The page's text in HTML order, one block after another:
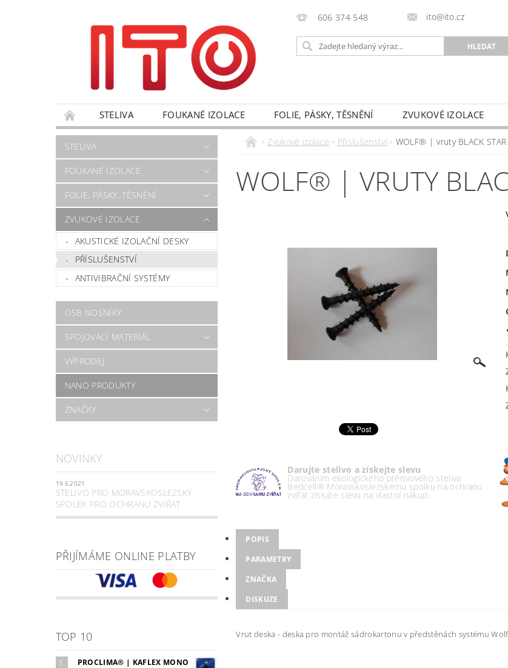
606 374 548 ito@ito.cz
STELIVA FOUKANÉ IZOLACE FOLIE, PÁSKY, TĚSNĚNÍ ZVUKOVÉ IZOLACE
VÝPRODEJ
NANO PRODUKTY OBCHODNÍ PODMÍNKY KONTAKTY
PODMÍNKY
FORMULÁŘ PRO UPLATNĚNÍ REKLAMACE
STELIVA
FOUKANÉ IZOLACE
FOLIE, PÁSKY, TĚSNĚNÍ
ZVUKOVÉ IZOLACE
AKUSTICKÉ IZOLAČNÍ DESKY
PŘÍSLUŠENSTVÍ
ANTIVIBRAČNÍ SYSTÉMY
OSB NOSNÍKY
SPOJOVACÍ MATERIÁL
VÝPRODEJ
NANO PRODUKTY
ZNAČKY
NOVINKY
19.5.2021
STELIVO PRO MORAVSKOSLEZSKÝ
SPOLEK PRO OCHRANU ZVÍŘAT
PŘIJÍMÁME ONLINE PLATBY
TOP 10
PROCLIMA® | KAFLEX MONO
Zvukové izolace Příslušenství WOLF® | vruty BLACK
WOLF® | VRUTY
Darujte stelivo a získejte slevu
Darováním ekologického prémiového steliva
Bedcell® Moravskoslezskému spolku na ochranu
zvířat získáte slevu na vlastní nákup.
POPIS
PARAMETRY
ZNAČKA
DISKUZE
Vrut deska - deska pro montáž sádrokartonu v předstěnách systému